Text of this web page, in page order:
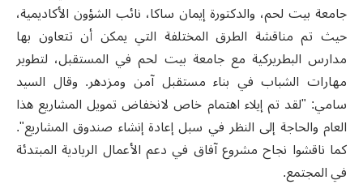
جامعة بيت لحم، والدكتورة إيمان ساكا، نائب الشؤون الأكاديمية،
حيث تم مناقشة الطرق المختلفة التي يمكن أن تتعاون بها
مدارس البطريركية مع جامعة بيت لحم في المستقبل، لتطوير
مهارات الشباب في بناء مستقبل آمن ومزدهر. وقال السيد
سامي: "لقد تم إيلاء اهتمام خاص لانخفاض تمويل المشاريع هذا
العام والحاجة إلى النظر في سبل إعادة إنشاء صندوق المشاريع".
كما ناقشوا نجاح مشروع آفاق في دعم الأعمال الريادية المبتدئة
في المجتمع.